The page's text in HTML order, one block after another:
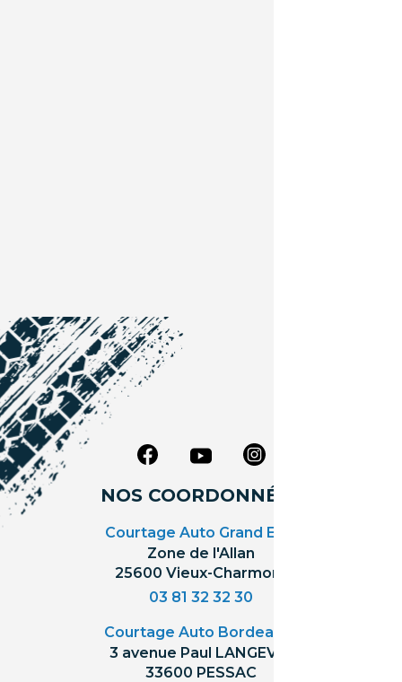
NOS COORDONNÉES
Courtage Auto Grand Est
Zone de l'Allan
25600 Vieux-Charmont
03 81 32 32 30
Courtage Auto Bordeaux
3 avenue Paul LANGEVIN
33600 PESSAC